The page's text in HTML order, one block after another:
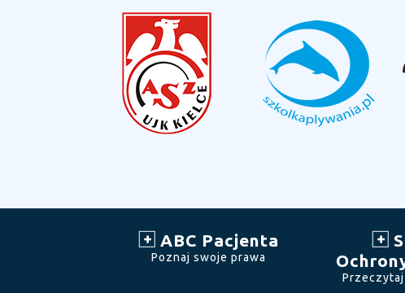
ABC Pacjenta
Poznaj swoje prawa